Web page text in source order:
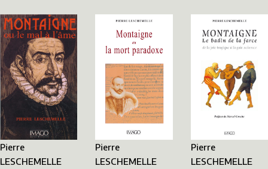
Pierre
LESCHEMELLE
Pierre
LESCHEMELLE
Pierre
LESCHEMELLE